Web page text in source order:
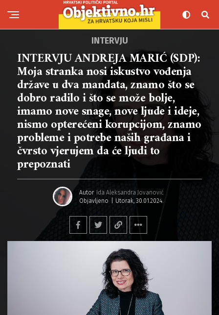
INTERVJU
INTERVJU ANDREJA MARIĆ (SDP):
Moja stranka nosi iskustvo vođenja
države u dva mandata, znamo što se
dobro radilo i što se može bolje,
imamo nove snage, nove ljude i ideje,
nismo opterećeni korupcijom, znamo
probleme i potrebe naših građana i
čvrsto vjerujem da će ljudi to
prepoznati
Autor Ida Aleksandra Jovanović
Objavljeno
Utorak, 30.01.2024.